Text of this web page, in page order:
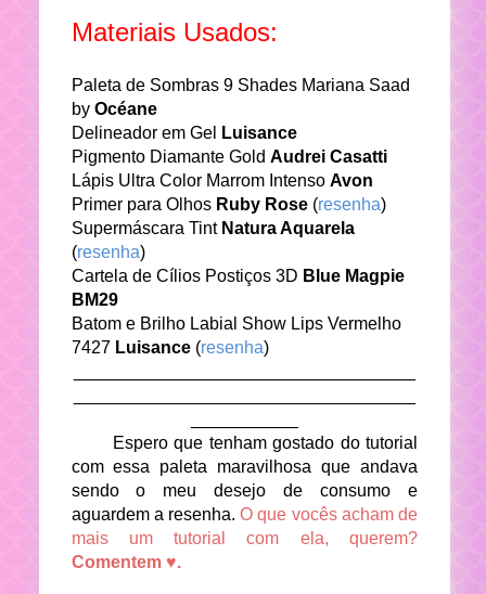
Materiais Usados:
Paleta de Sombras 9 Shades Mariana Saad
by Océane
Delineador em Gel
Luisance
Pigmento Diamante Gold Audrei Casatti
Lápis Ultra Color Marrom Intenso Avon
Primer para Olhos Ruby Rose(resenha)
Supermáscara Tint Natura Aquarela
(resenha)
Cartela de Cílios Postiços 3D Blue Magpie
BM29
Batom e Brilho Labial Show Lips Vermelho
7427Luisance(resenha)
Espero que tenham gostado do tutorial
com essa paleta maravilhosa que andava
sendo o meu desejo de consumo e
aguardem a resenha.O que vocês acham de
mais um tutorial com ela, querem?
Comentem ♥.